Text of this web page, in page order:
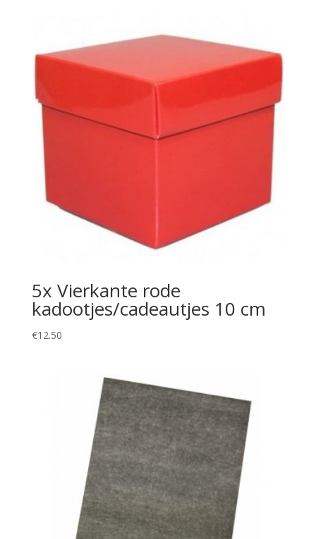
5x Vierkante rode
kadootjes/cadeautjes 10 cm
€12.50